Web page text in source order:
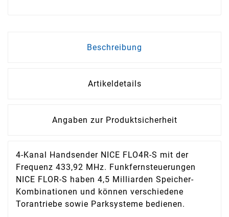
Beschreibung
Artikeldetails
Angaben zur Produktsicherheit
4-Kanal Handsender NICE FLO4R-S mit der
Frequenz 433,92 MHz. Funkfernsteuerungen
NICE FLOR-S haben 4,5 Milliarden Speicher-
Kombinationen und können verschiedene
Torantriebe sowie Parksysteme bedienen.